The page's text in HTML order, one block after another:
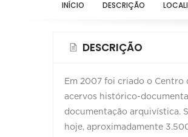
INÍCIO DESCRIÇÃO
DESCRIÇÃO
Em 2007 foi criado o Centro
acervos histórico-
documentação arquivística.
hoje, aproximadamente